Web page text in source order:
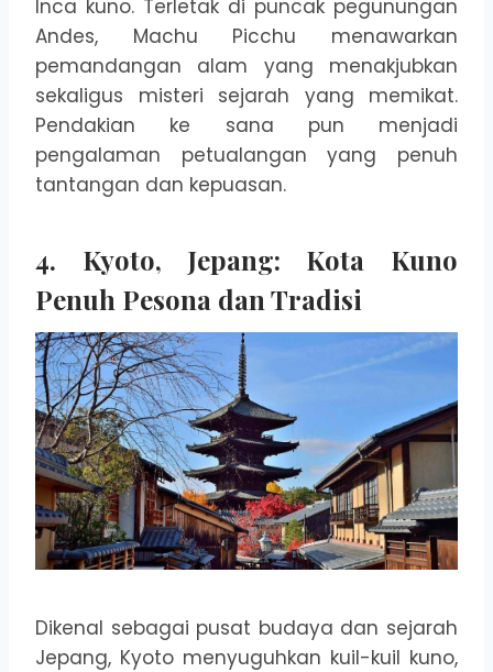
Inca kuno. Terletak di puncak pegunungan
Andes, Machu Picchu menawarkan
pemandangan alam yang menakjubkan
sekaligus misteri sejarah yang memikat.
Pendakian ke sana pun menjadi
pengalaman petualangan yang penuh
tantangan dan kepuasan.
4. Kyoto, Jepang: Kota Kuno
Penuh Pesona dan Tradisi
Dikenal sebagai pusat budaya dan sejarah
Jepang, Kyoto menyuguhkan kuil-kuil kuno,